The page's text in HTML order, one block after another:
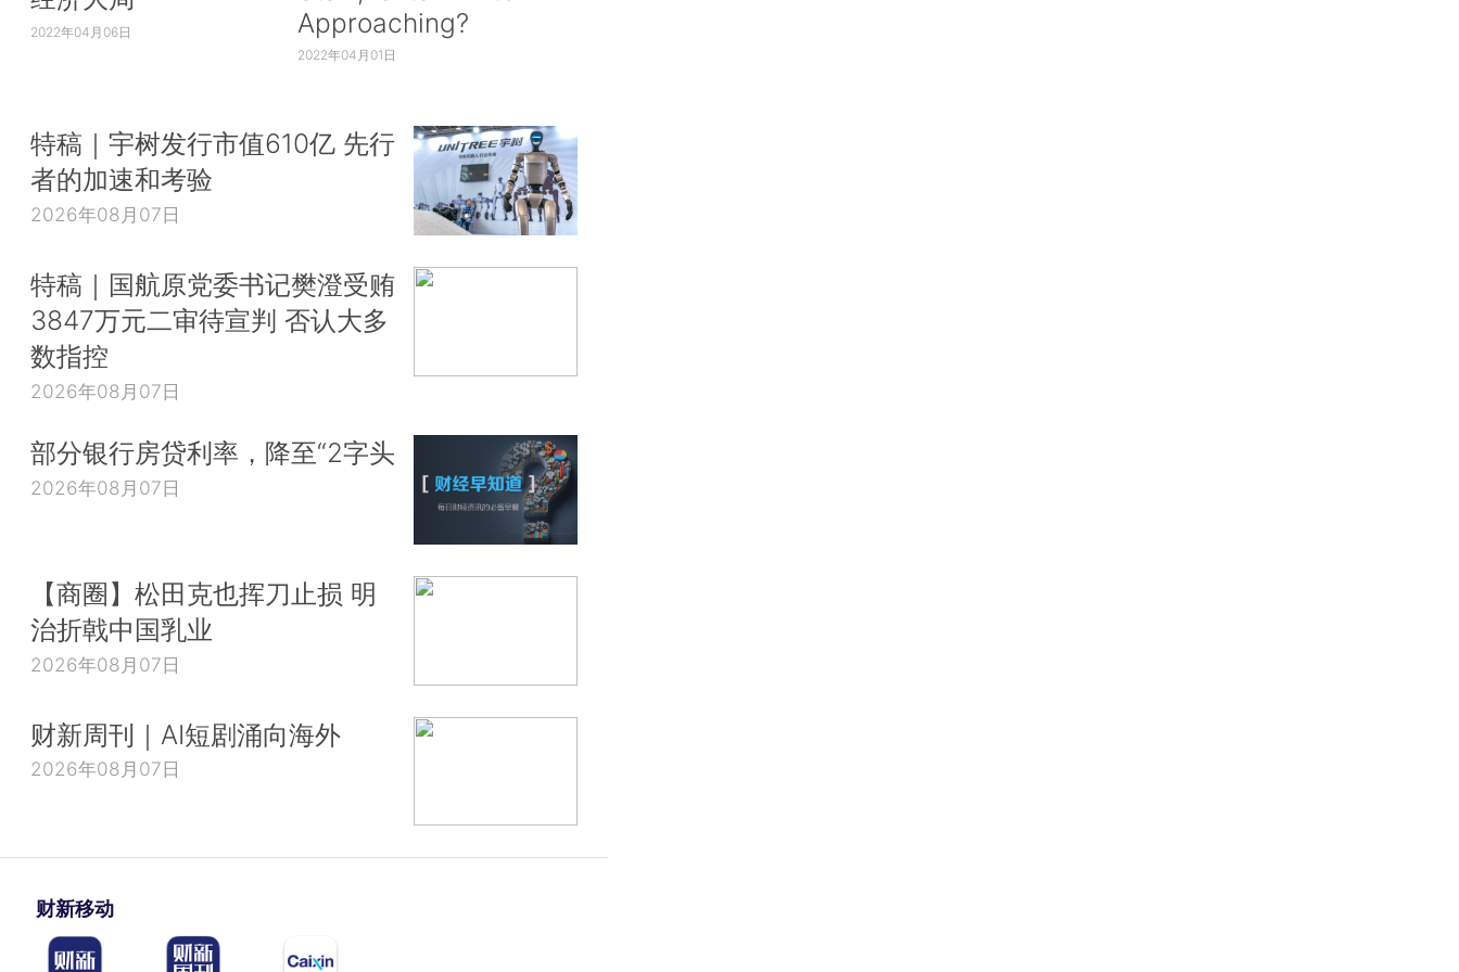
2022年04月06日
Approaching?
2022年04月01日
特稿｜宇树发行市值610亿 先行
者的加速和考验
2026年08月07日
特稿｜国航原党委书记樊澄受贿
3847万元二审待宣判 否认大多
数指控
2026年08月07日
部分银行房贷利率，降至“2字头
2026年08月07日
【商圈】松田克也挥刀止损 明
治折戟中国乳业
2026年08月07日
财新周刊｜AI短剧涌向海外
2026年08月07日
财新移动